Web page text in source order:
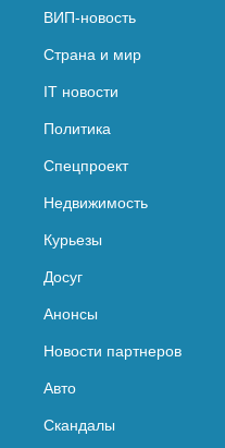
ВИП-новость
Страна и мир
IT новости
Политика
Спецпроект
Недвижимость
Курьезы
Досуг
Анонсы
Новости партнеров
Авто
Скандалы